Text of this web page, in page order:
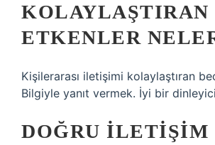
KOLAYLAŞTIRAN
ETKENLER
Kişilerarası iletişimi kolaylaştıran
Bilgiyle yanıt vermek. İyi bir
DOĞRU ILETIŞIM